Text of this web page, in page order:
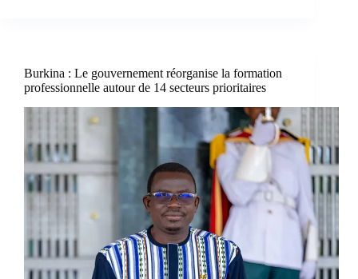
Burkina : Le gouvernement réorganise la formation
professionnelle autour de 14 secteurs prioritaires